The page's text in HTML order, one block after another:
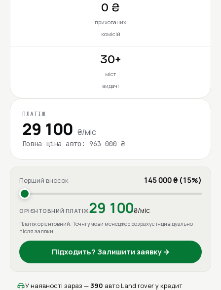
0 ₴
прихованих
комісій
30+
міст
видачі
ПЛАТІЖ
29 100 ₴/міс
Повна ціна авто: 963 000 ₴
Перший внесок 145 000 ₴ (15%)
ОРІЄНТОВНИЙ ПЛАТІЖ29 100₴/міс
Платіж орієнтовний. Точні умови менеджер розрахує індивідуально
після заявки.
Підходить? Залишити заявку →
У наявності зараз — 390 авто Land rover у кредит